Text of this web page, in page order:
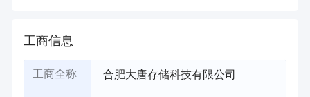
工商信息
工商全称 合肥大唐存储科技有限公司